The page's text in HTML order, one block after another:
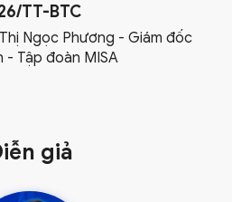
TT-BTC
Ngọc Phương - Giám đốc
- Tập đoàn MISA
giả